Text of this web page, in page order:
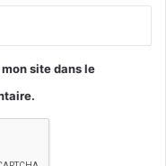
site dans le